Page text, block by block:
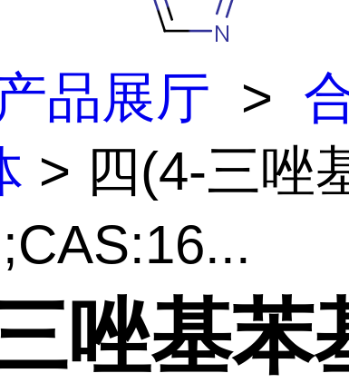
品展厅 >
> 四(4-三唑
唑基苯